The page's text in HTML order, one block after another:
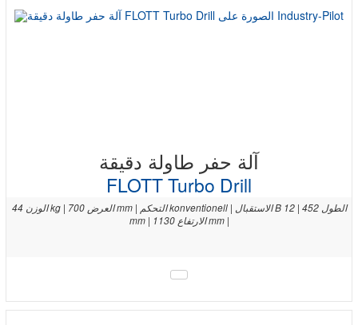
آلة حفر طاولة دقيقة
FLOTT Turbo Drill
الوزن 44 kg | العرض 700 mm | التحكم konventionell | الاستقبال B 12 | الطول 452
mm | الارتفاع 1130 mm |